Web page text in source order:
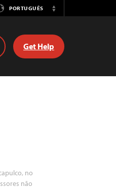
PORTUGUÊS
Switch
Get Help
no
não